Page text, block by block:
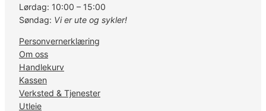
Lørdag: 10:00 – 15:00
Søndag: Vi er ute og sykler!
Personvernerklæring
Om oss
Handlekurv
Kassen
Verksted & Tjenester
Utleie